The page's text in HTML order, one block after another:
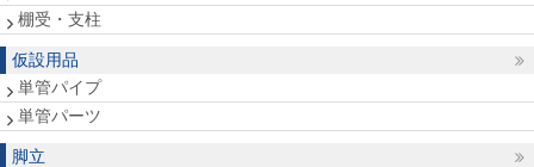
棚受・支柱
仮設用品
単管パイプ
単管パーツ
脚立